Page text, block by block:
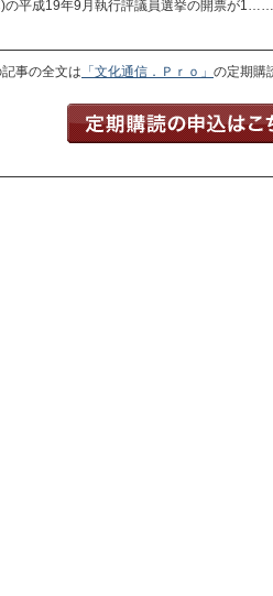
の平成19年9月執行評議員選挙の開票が1……
記事の全文は 「文化通信．Ｐｒｏ」 の定期購